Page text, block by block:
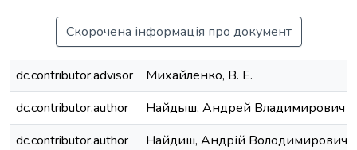
Скорочена інформація про документ
dc.contributor.advisor
Михайленко, В. Е.
dc.contributor.author
Найдыш, Андрей Владимирович
dc.contributor.author
Найдиш, Андрій Володимирович